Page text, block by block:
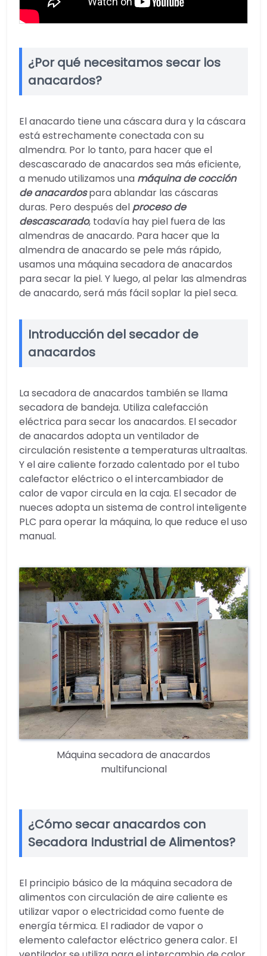
¿Por qué necesitamos secar los
anacardos?
El anacardo tiene una cáscara dura y la cáscara
está estrechamente conectada con su
almendra. Por lo tanto, para hacer que el
descascarado de anacardos sea más eficiente,
a menudo utilizamos una máquina de cocción
de anacardospara ablandar las cáscaras
duras. Pero después del proceso de
descascarado, todavía hay piel fuera de las
almendras de anacardo. Para hacer que la
almendra de anacardo se pele más rápido,
usamos una máquina secadora de anacardos
para secar la piel. Y luego, al pelar las almendras
de anacardo, será más fácil soplar la piel seca.
Introducción del secador de
anacardos
La secadora de anacardos también se llama
secadora de bandeja. Utiliza calefacción
eléctrica para secar los anacardos. El secador
de anacardos adopta un ventilador de
circulación resistente a temperaturas ultraaltas.
Y el aire caliente forzado calentado por el tubo
calefactor eléctrico o el intercambiador de
calor de vapor circula en la caja. El secador de
nueces adopta un sistema de control inteligente
PLC para operar la máquina, lo que reduce el uso
manual.
Máquina secadora de anacardos
multifuncional
¿Cómo secar anacardos con
Secadora Industrial de Alimentos?
El principio básico de la máquina secadora de
alimentos con circulación de aire caliente es
utilizar vapor o electricidad como fuente de
energía térmica. El radiador de vapor o
elemento calefactor eléctrico genera calor. El